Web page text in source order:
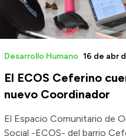
El ECOS Ceferino
nuevo Coordinador
Desarrollo Humano 16 de abr
El Espacio Comunitario de
Social -ECOS- del barrio